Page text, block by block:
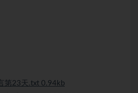
第23天.txt 0.94kb